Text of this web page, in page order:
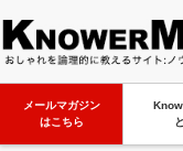
メールマガジン
はこちら